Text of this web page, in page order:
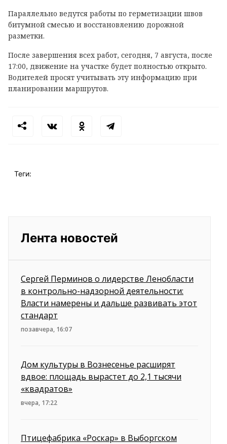
Параллельно ведутся работы по герметизации швов
битумной смесью и восстановлению дорожной
разметки.
После завершения всех работ, сегодня, 7 августа, после
17:00, движение на участке будет полностью открыто.
Водителей просят учитывать эту информацию при
планировании маршрутов.
Теги:
Лента новостей
Сергей Перминов о лидерстве Ленобласти
в контрольно-надзорной деятельности:
Власти намерены и дальше развивать этот
стандарт
позавчера, 16:07
Дом культуры в Вознесенье расширят
вдвое: площадь вырастет до 2,1 тысячи
«квадратов»
вчера, 17:22
Птицефабрика «Роскар» в Выборгском